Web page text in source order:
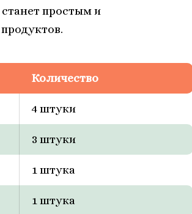
простым и
Количество
4 штуки
3 штуки
1 штука
1 штука